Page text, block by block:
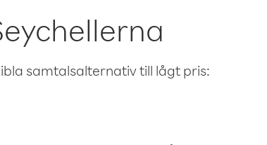
samtalsalternativ till lågt pris: